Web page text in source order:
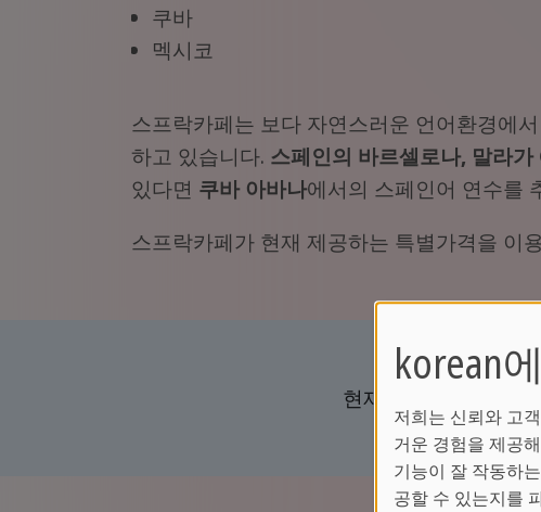
쿠바
멕시코
스프락카페는 보다 자연스러운 언어환경에
하고 있습니다. 스페인의 바르셀로나, 말라가
있다면 쿠바 아바나에서의 스페인어 연수를
스프락카페가 현재 제공하는 특별가격을 이
현재 할인 제공되는
korean
저희는 신뢰와 고
거운 경험을 제공
기능이 잘 작동하
공할 수 있는지를